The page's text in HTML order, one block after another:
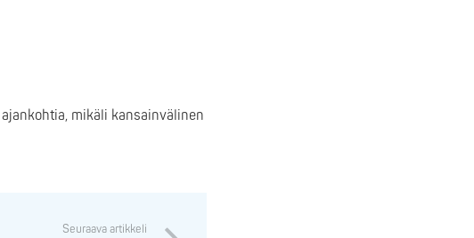
mikäli kansainvälinen
Seuraava artikkeli